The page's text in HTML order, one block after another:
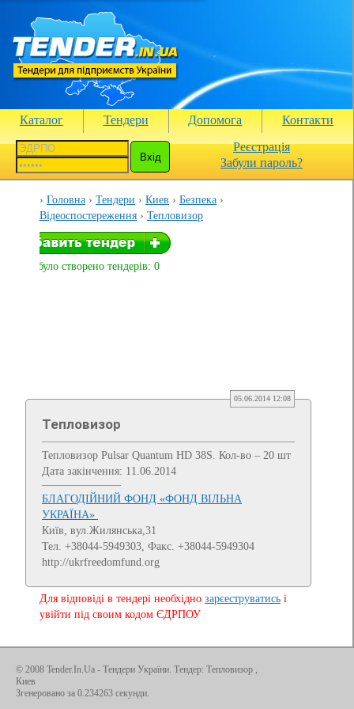
Каталог Тендери Допомога
Контакти
Реєстрація
Забули пароль?
Головна Тендери Киев
Безпека
Відеоспостереження
Тепловизор
Вами було створено тендерів: 0
05.06.2014 12:08
Тепловизор
Тепловизор Pulsar Quantum HD 38S. Кол-во – 20 шт
Дата закінчення: 11.06.2014
БЛАГОДІЙНИЙ ФОНД «ФОНД ВІЛЬНА
УКРАЇНА»
Київ, вул.Жилянська,31
Тел. +38044-5949303, Факс. +38044-5949304
http://ukrfreedomfund.org
Для відповіді в тендері необхідно зарєеструватись і
увійти під своим кодом ЄДРПОУ
© 2008 Tender.In.Ua - Тендери України . Тендер: Тепловизор ,
Киев
Згенеровано за 0.234263 секунди.